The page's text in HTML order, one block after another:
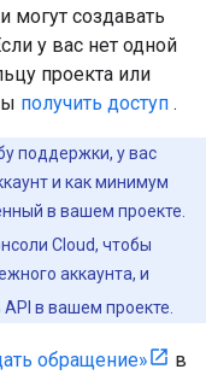
могут создавать
у вас нет одной
проекта или
получить доступ .
поддержки, у вас
и как минимум
в вашем проекте.
Cloud, чтобы
аккаунта, и
в вашем проекте.
обращение»
в